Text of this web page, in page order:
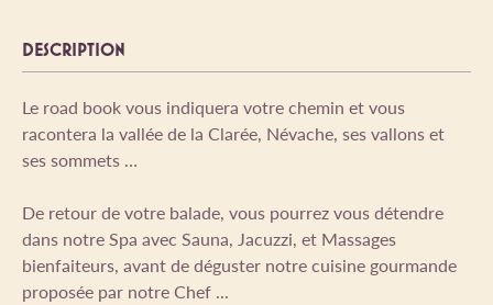
DESCRIPTION
Le road book vous indiquera votre chemin et vous
racontera la vallée de la Clarée, Névache, ses vallons et
ses sommets …
De retour de votre balade, vous pourrez vous détendre
dans notre Spa avec Sauna, Jacuzzi, et Massages
bienfaiteurs, avant de déguster notre cuisine gourmande
proposée par notre Chef ...